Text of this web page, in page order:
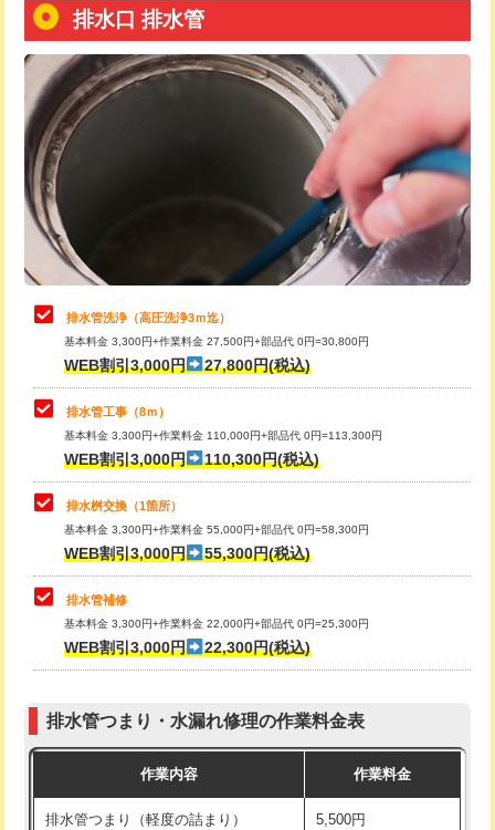
用（追加）/3ｍ超え)
給水管工事※（ライニング鋼管・銅
管・ポリ管・HT管使用/3ｍまで)
44,000円
給水管工事※（ライニング鋼管・銅
管・ポリ管・HT管使用/3ｍ超え)
+8,800円
排水管工事（土の掘削・埋め戻し作
業）
11,000円~
排水管工事（排水管工事/3ｍまで） 55,000円
排水管工事（追加 排水管工事/3ｍ超
え）
マス交換（土の掘削・埋め戻し作業）
マス交換（深さ50㎝未満）
マス交換（深さ50㎝以上） 66,000円
コンクリート斫り（厚さ10㎝まで）
コンクリート斫り（厚さ10㎝超え）
モルタル補修（厚さ10㎝まで）
モルタル補修（厚さ10㎝超え）
追加人工 16,500円
現場見積
トーラー機使用/3mまで
追加トーラー機使用/3m超え +3,300円
カメラ調査 33,000円
桝清掃 8,800円
止水・漏水調査・防水処理・清掃・修
理・調整・分解・加工など（軽作業）
11,000円
止水・漏水調査・防水処理・清掃・修
理・調整・分解・加工など（中作業）
22,000円
止水・漏水調査・防水処理・清掃・修
理・調整・分解・加工など（重作業）
33,000円
その他部品の脱着
交換・取付（タンク） 22,000円+材料費
交換・取付(単水栓（壁付・デッキ
式）)
交換・取付(混合水栓（壁付・デッキ
式・ワンホール）)
16,500円+材料費
交換・取付(排水栓・排水トラップ
交換・取付（その他部品） 11,000円+材料費
持込商品取付（単水栓） 13,200円
持込商品取付（混合水栓） 16,500円
排水口 排水管
排水管洗浄（高圧洗浄3ｍ迄）
基本料金 3,300円+作業料金 27,500円+部品代 0円=30,800円
WEB割引3,000円 27,800円(税込)
排水管工事（8ｍ）
基本料金 3,300円+作業料金 110,000円+部品代 0円=113,300円
WEB割引3,000円 110,300円(税込)
排水桝交換（1箇所）
基本料金 3,300円+作業料金 55,000円+部品代 0円=58,300円
WEB割引3,000円 55,300円(税込)
排水管補修
基本料金 3,300円+作業料金 22,000円+部品代 0円=25,300円
WEB割引3,000円 22,300円(税込)
排水管つまり・水漏れ修理の作業料金表
作業内容 作業料金
排水管つまり（軽度の詰まり） 5,500円